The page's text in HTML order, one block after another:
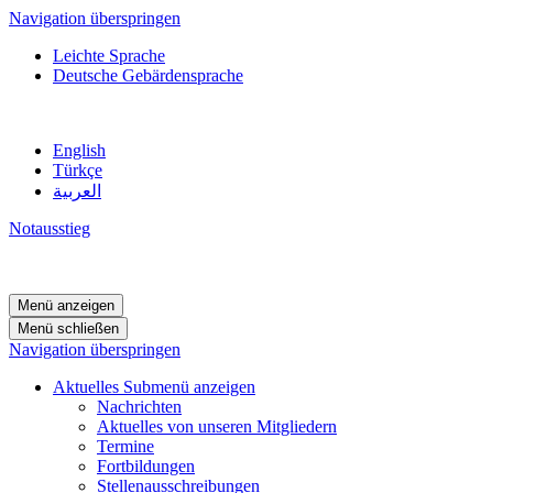
Navigation überspringen
Leichte Sprache
Deutsche Gebärdensprache
English
Türkçe
العربية
Notausstieg
Menü anzeigen
Menü schließen
Navigation überspringen
Aktuelles Submenü anzeigen
Nachrichten
Aktuelles von unseren Mitgliedern
Termine
Fortbildungen
Stellenausschreibungen